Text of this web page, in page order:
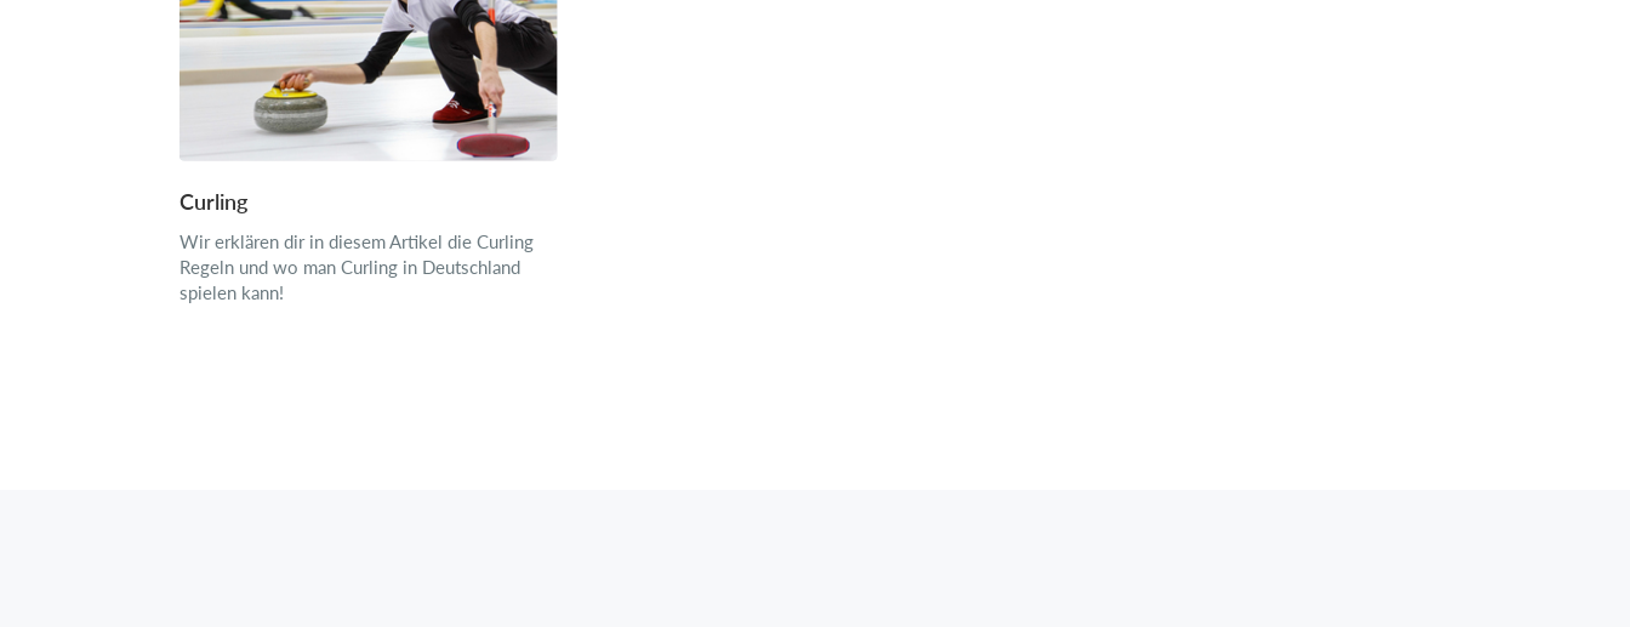
Curling
Wir erklären dir in diesem Artikel die Curling
Regeln und wo man Curling in Deutschland
spielen kann!